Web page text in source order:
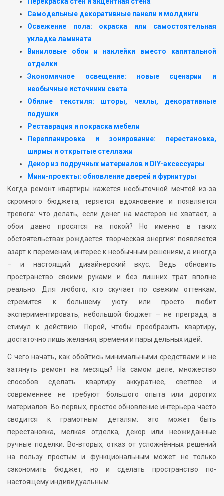
Самодельные декоративные панели и молдинги
Освежение пола: окраска или самостоятельная
укладка ламината
Виниловые обои и наклейки вместо капитальной
отделки
Экономичное освещение: новые сценарии и
необычные источники света
Обилие текстиля: шторы, чехлы, декоративные
подушки
Реставрация и покраска мебели
Перепланировка и зонирование: перестановка,
ширмы и открытые стеллажи
Декор из подручных материалов и DIY-аксессуары
Мини-проекты: обновление дверей и фурнитуры
Когда ремонт квартиры кажется несбыточной мечтой из-за
скромного бюджета, теряется вдохновение и появляется
тревога: что делать, если денег на мастеров не хватает, а
обои давно просятся на покой? Но именно в таких
обстоятельствах рождается творческая энергия: появляется
азарт к переменам, интерес к необычным решениям, а иногда
– и настоящий дизайнерский вкус. Ведь обновить
пространство своими руками и без лишних трат вполне
реально. Для любого, кто скучает по свежим оттенкам,
стремится к большему уюту или просто любит
экспериментировать, небольшой бюджет – не преграда, а
стимул к действию. Порой, чтобы преобразить квартиру,
достаточно лишь желания, времени и пары дельных идей.
С чего начать, как обойтись минимальными средствами и не
затянуть ремонт на месяцы? На самом деле, множество
способов сделать квартиру аккуратнее, светлее и
современнее не требуют большого опыта или дорогих
материалов. Во-первых, простое обновление интерьера часто
сводится к грамотным деталям: это может быть
перестановка, мелкая отделка, декор или неожиданные
ручные поделки. Во-вторых, отказ от усложнённых решений
на пользу простым и функциональным может не только
сэкономить бюджет, но и сделать пространство по-
настоящему индивидуальным.